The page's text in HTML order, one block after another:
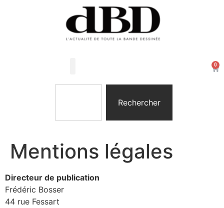
Rechercher
0
Mentions légales
Directeur de publication
Frédéric Bosser
44 rue Fessart